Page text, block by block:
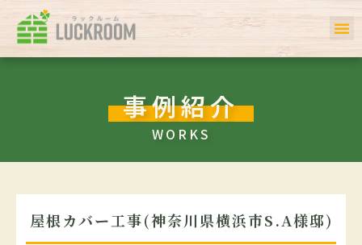
事例紹介
WORKS
屋根カバー工事(神奈川県横浜市S.A様邸)